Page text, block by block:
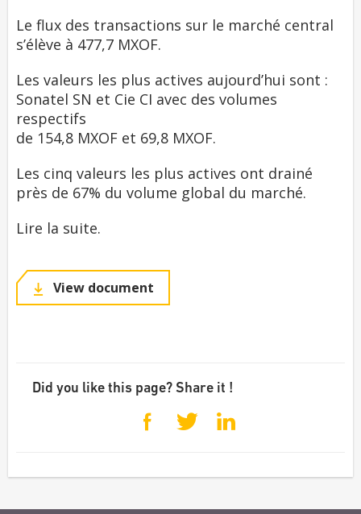
Le flux des transactions sur le marché central
s’élève à 477,7 MXOF.
Les valeurs les plus actives aujourd’hui sont :
Sonatel SN et Cie CI avec des volumes
respectifs
de 154,8 MXOF et 69,8 MXOF.
Les cinq valeurs les plus actives ont drainé
près de 67% du volume global du marché.
Lire la suite.
View document
Did you like this page? Share it !